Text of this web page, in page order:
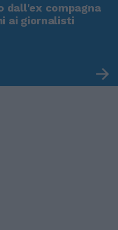
dall'ex compagna
ai giornalisti